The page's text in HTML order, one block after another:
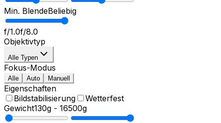
Min. BlendeBeliebig
f/1.0f/8.0
Objektivtyp
Alle Typen
Fokus-Modus
Alle Auto Manuell
Eigenschaften
Bildstabilisierung
Wetterfest
Gewicht130g - 16500g